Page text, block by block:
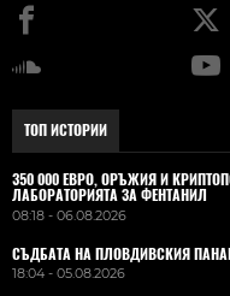
ТОП ИСТОРИИ
350 000 ЕВРО, ОРЪЖИЯ И
ЛАБОРАТОРИЯТА ЗА ФЕНТАНИЛ
08:18 - 06.08.2026
СЪДБАТА НА ПЛОВДИВСКИЯ
18:04 - 05.08.2026